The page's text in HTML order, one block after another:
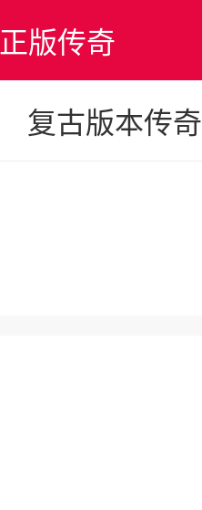
正版传奇
复古版本传奇